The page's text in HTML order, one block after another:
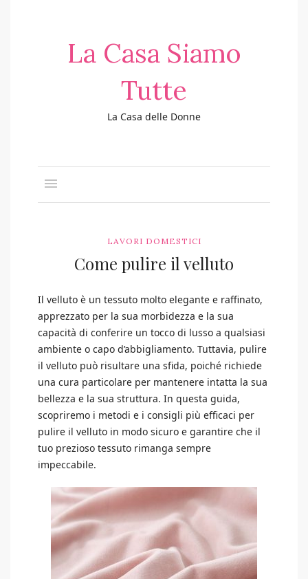
La Casa Siamo
Tutte
La Casa delle Donne
LAVORI DOMESTICI
Come pulire il velluto
Il velluto è un tessuto molto elegante e raffinato,
apprezzato per la sua morbidezza e la sua
capacità di conferire un tocco di lusso a qualsiasi
ambiente o capo d’abbigliamento. Tuttavia, pulire
il velluto può risultare una sfida, poiché richiede
una cura particolare per mantenere intatta la sua
bellezza e la sua struttura. In questa guida,
scopriremo i metodi e i consigli più efficaci per
pulire il velluto in modo sicuro e garantire che il
tuo prezioso tessuto rimanga sempre
impeccabile.